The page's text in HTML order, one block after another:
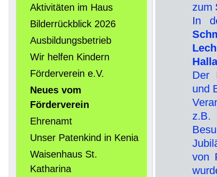
zum
In
Der
und
von
Aktivitäten im Haus
Bilderrückblick 2026
Ausbildungsbetrieb
Wir helfen Kindern
Förderverein e.V.
Neues vom
Förderverein
Ehrenamt
Unser Patenkind in Kenia
Waisenhaus St.
Katharina